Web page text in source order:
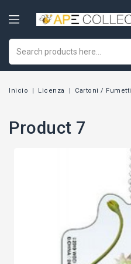
Inicio Licenza Cartoni / Fumetti
Product 7